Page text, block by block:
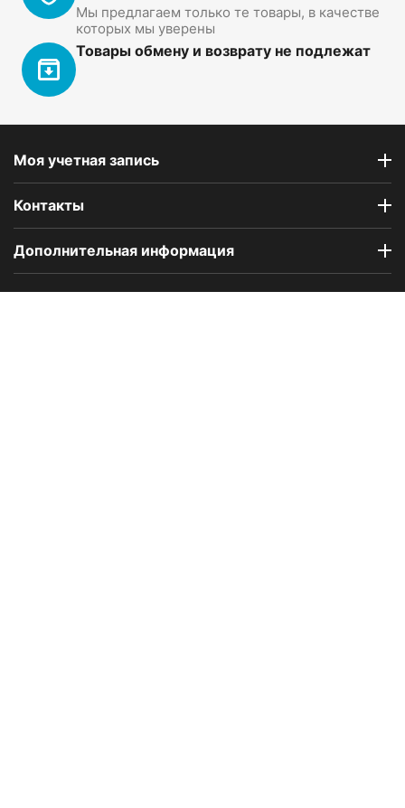
Мы предлагаем только те товары, в качестве
которых мы уверены
Товары обмену и возврату не подлежат
Моя учетная запись
Контакты
Дополнительная информация